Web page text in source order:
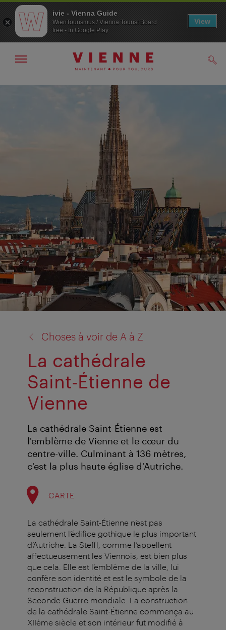
Navigation
Contenu
Afficher
la
Choses à voir de A à Z
La cathédrale
Saint-Étienne de
Vienne
La cathédrale Saint-Étienne est
l'emblème de Vienne et le cœur du
centre-ville. Culminant à 136 mètres,
c'est la plus haute église d'Autriche.
CARTE
La cathédrale Saint-Étienne n’est pas
seulement l’édifice gothique le plus important
d’Autriche. La Steffl, comme l’appellent
affectueusement les Viennois, est bien plus
que cela. Elle est l’emblème de la ville, lui
confère son identité et est le symbole de la
reconstruction de la République après la
Seconde Guerre mondiale. La construction
de la cathédrale Saint-Étienne commença au
XIIème siècle et son intérieur fut modifié à
ivie - Vienna Guide
WienTourismus / Vienna Tourist Board
free - In Google Play
View